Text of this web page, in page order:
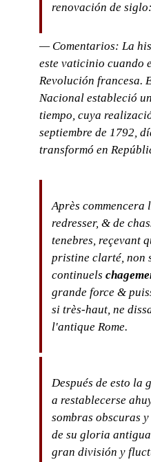
renovación de siglo:
— Comentarios: La
este vaticinio cuando
Revolución francesa.
Nacional estableció
tiempo, cuya
septiembre de 1792,
transformó en
Après commencera
redresser, & de
tenebres, reçevant
pristine clarté, non
continuels
grande force &
si très-haut, ne
l'antique Rome.
Después de esto la
a restablecerse
sombras obscuras
de su gloria
gran división y